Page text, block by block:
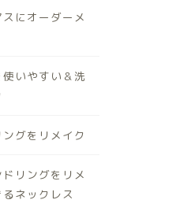
にオーダーメ
いやすい＆洗
グをリメイク
リングをリメ
ネックレス